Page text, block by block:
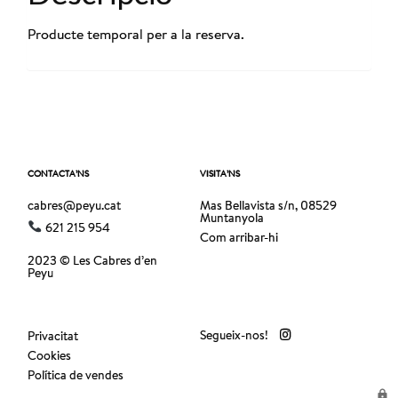
Producte temporal per a la reserva.
CONTACTA’NS
cabres@peyu.cat
621 215 954
2023 © Les Cabres d’en
Peyu
VISITA’NS
Mas Bellavista s/n, 08529
Muntanyola
Com arribar-hi
Privacitat
Cookies
Política de vendes
Segueix-nos!
lock